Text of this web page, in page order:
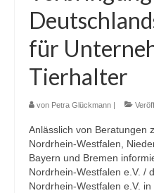
für
Tierhalter
von Petra Glückmann
Anlässlich von Beratungen
Nordrhein-Westfalen,
Bayern und Bremen
Nordrhein-Westfalen e.V. /
Nordrhein-Westfalen e.V.